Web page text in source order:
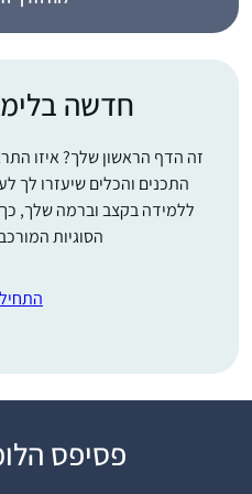
חדשה
זה הדף הראשון שלך? איזו
התכנים והכלים שיעזרו לך
ללמידה בקצב וברמה שלך, כך
הסוגיות
פסיפס
עשרות שנים של "ג’ינגול”